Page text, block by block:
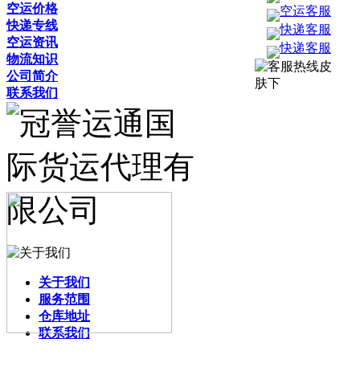
空运价格
快递专线
空运资讯
物流知识
公司简介
联系我们
关于我们
服务范围
仓库地址
联系我们
空运客服
快递客服
快递客服